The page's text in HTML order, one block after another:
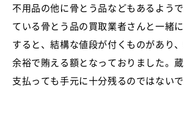
不用品の他に骨とう品などもあるよう
ている骨とう品の買取業者さんと一緒に
すると、結構な値段が付くものがあり
余裕で賄える額となっておりました。
支払っても手元に十分残るのではないで